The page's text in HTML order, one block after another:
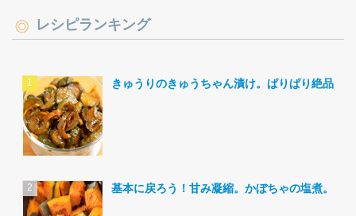
レシピランキング
きゅうりのきゅうちゃん漬け。ぱりぱり絶品。
基本に戻ろう！甘み凝縮。かぼちゃの塩煮。